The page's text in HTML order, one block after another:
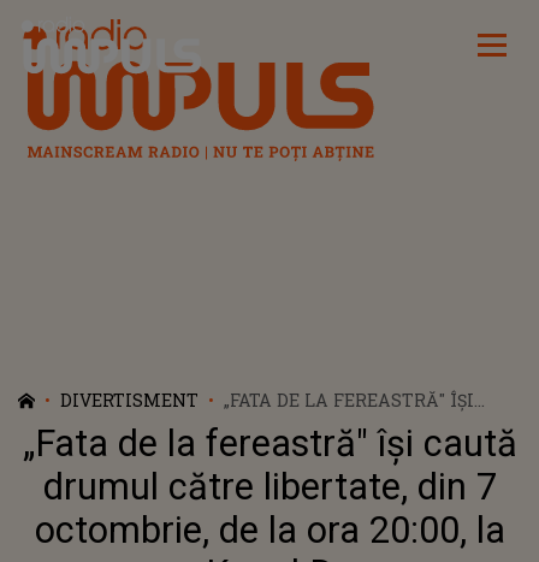
Radio Impuls
DIVERTISMENT
„FATA DE LA FEREASTRĂ" ÎȘI
CAUTĂ DRUMUL CĂTRE
LIBERTATE, DIN 7 OCTOMBRIE, DE
LA ORA 20:00, LA KANAL D
„Fata de la fereastră" își caută
drumul către libertate, din 7
octombrie, de la ora 20:00, la